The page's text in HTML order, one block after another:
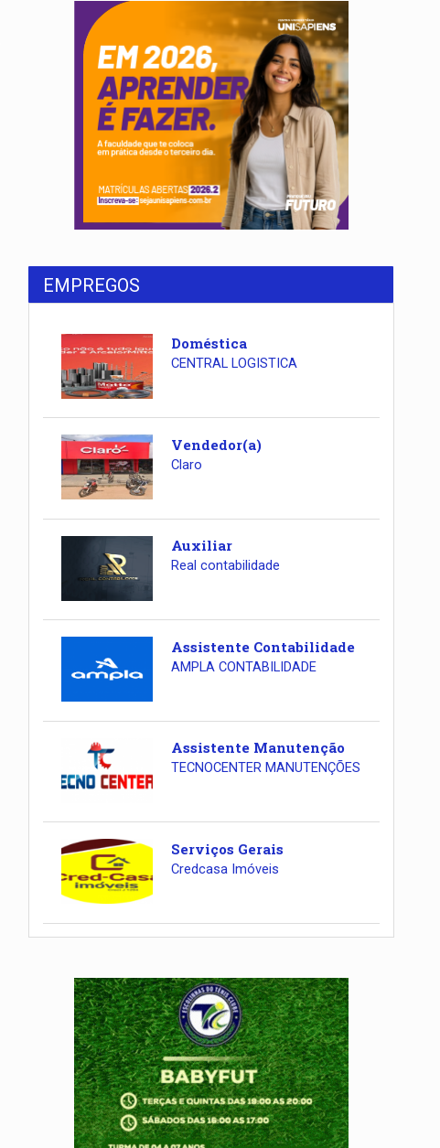
EMPREGOS
Doméstica
CENTRAL LOGISTICA
Vendedor(a)
Claro
Auxiliar
Real contabilidade
Assistente Contabilidade
AMPLA CONTABILIDADE
Assistente Manutenção
TECNOCENTER MANUTENÇÕES
Serviços Gerais
Credcasa Imóveis